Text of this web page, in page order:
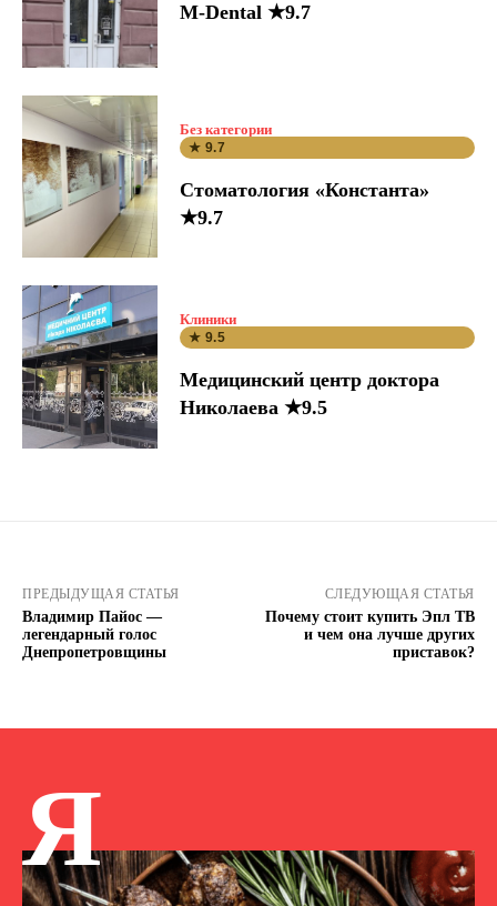
M-Dental ★9.7
Без категории
★ 9.7
Стоматология «Константа»
★9.7
Клиники
★ 9.5
Медицинский центр доктора
Николаева ★9.5
ПРЕДЫДУЩАЯ СТАТЬЯ
Владимир Пайос —
легендарный голос
Днепропетровщины
СЛЕДУЮЩАЯ СТАТЬЯ
Почему стоит купить Эпл ТВ
и чем она лучше других
приставок?
Я